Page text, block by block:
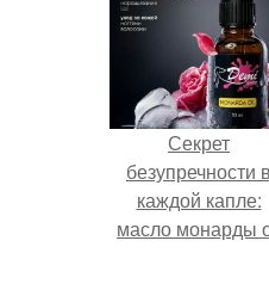
Секрет
безупречности в
каждой капле:
масло монарды